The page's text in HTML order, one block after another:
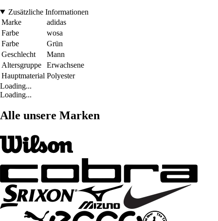
Zusätzliche Informationen
Marke
adidas
Farbe
wosa
Farbe
Grün
Geschlecht
Mann
Altersgruppe
Erwachsene
Hauptmaterial Polyester
Loading...
Loading...
Alle unsere Marken